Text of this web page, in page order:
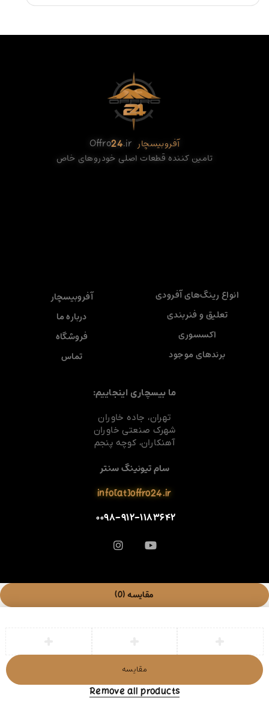
آفروبیسچار Offro24.ir
تامین کننده قطعات اصلی خودروهای خاص
انواع رینگ‌های آفرودی
تعلیق و فنربندی
اکسسوری
برندهای موجود
آفروبیسچار
درباره ما
فروشگاه
تماس
ما بیسچاری اینجاییم:
تهران، جاده خاوران
شهرک صنعتی خاوران
آهنکاران، کوچه پنجم
سام تیونینگ سنتر
info[at]offro24.ir
۰۰۹۸-۹۱۲-۱۱۸۳۶۴۲
مقایسه(0)
مقایسه
Remove all products